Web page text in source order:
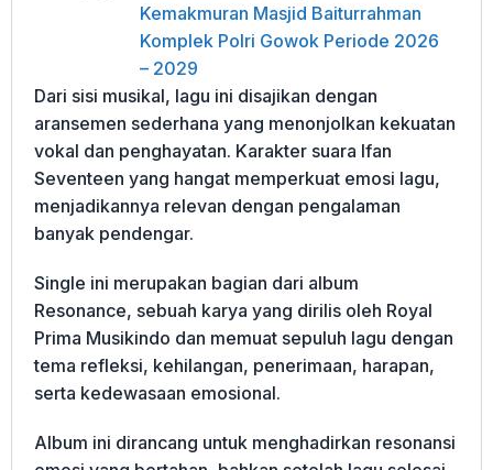
Kemakmuran Masjid Baiturrahman
Komplek Polri Gowok Periode 2026
– 2029
Dari sisi musikal, lagu ini disajikan dengan
aransemen sederhana yang menonjolkan kekuatan
vokal dan penghayatan. Karakter suara Ifan
Seventeen yang hangat memperkuat emosi lagu,
menjadikannya relevan dengan pengalaman
banyak pendengar.
Single ini merupakan bagian dari album
Resonance, sebuah karya yang dirilis oleh Royal
Prima Musikindo dan memuat sepuluh lagu dengan
tema refleksi, kehilangan, penerimaan, harapan,
serta kedewasaan emosional.
Album ini dirancang untuk menghadirkan resonansi